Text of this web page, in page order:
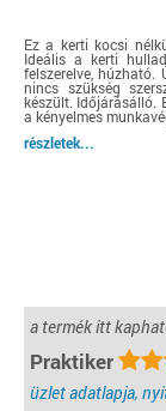
Ez a kerti kocsi
Ideális a kerti
felszerelve, húzható.
nincs szükség
készült. Időjárásálló.
a kényelmes
részletek...
a termék itt
Praktiker
üzlet adatlapja,